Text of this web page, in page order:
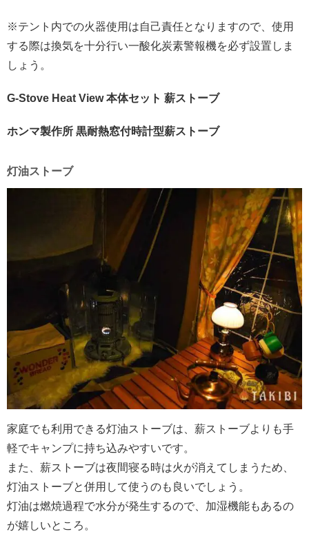
※テント内での火器使用は自己責任となりますので、使用
する際は換気を十分行い一酸化炭素警報機を必ず設置しま
しょう。
G-Stove Heat View 本体セット 薪ストーブ
ホンマ製作所 黒耐熱窓付時計型薪ストーブ
灯油ストーブ
家庭でも利用できる灯油ストーブは、薪ストーブよりも手
軽でキャンプに持ち込みやすいです。
また、薪ストーブは夜間寝る時は火が消えてしまうため、
灯油ストーブと併用して使うのも良いでしょう。
灯油は燃焼過程で水分が発生するので、加湿機能もあるの
が嬉しいところ。